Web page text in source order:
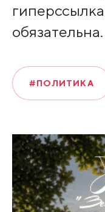
обязательна.
#ПОЛИТИКА